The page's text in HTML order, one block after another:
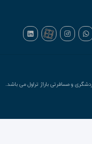
و مسافرتی باراژ تراول می باشد.